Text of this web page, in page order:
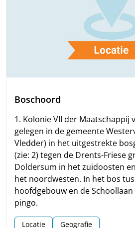
Boschoord
1. Kolonie VII der Maatschappij
gelegen in de gemeente
Vledder) in het uitgestrekte
(zie: 2) tegen de Drents-Friese
Doldersum in het zuidoosten
het noordwesten. In het bos
hoofdgebouw en de
pingo.
Locatie Geografie